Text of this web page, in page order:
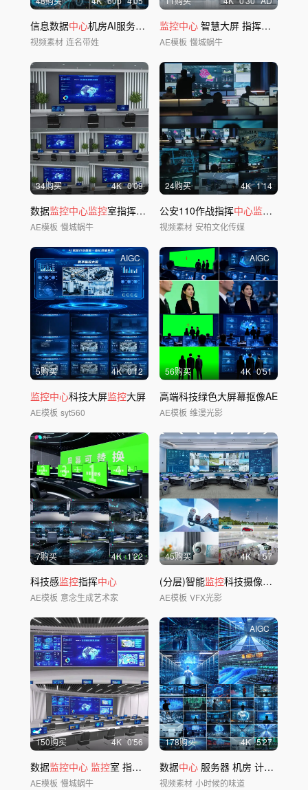
信息数据中心机房AI服务器集群算力 中心
视频素材 连名带姓
监控中心 智慧大屏 指挥中心
AE模板 慢城蜗牛
34购买 4K 0'09
数据监控中心监控室指挥中心 总控室智慧社区
AE模板 慢城蜗牛
24购买 4K 1'14
公安110作战指挥中心监控
视频素材 安柏文化传媒
AIGC
5购买 4K 0'12
监控中心科技大屏监控大屏
AE模板 syt560
AIGC
56购买 4K 0'51
高端科技绿色大屏幕抠像AE
AE模板 维漫光影
7购买 4K 1'22
科技感监控指挥中心
AE模板 意念生成艺术家
45购买 4K 1'57
(分层)智能监控科技摄像头模板
AE模板 VFX光影
150购买 4K 0'56
数据监控中心 监控室 指挥 中心智慧大屏
AE模板 慢城蜗牛
AIGC
178购买 4K 5'27
数据中心 服务器 机房 计算机算力云计算
视频素材 小时候的味道